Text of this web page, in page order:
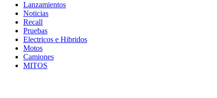
Lanzamientos
Noticias
Recall
Pruebas
Electricos e Hibridos
Motos
Camiones
MITOS